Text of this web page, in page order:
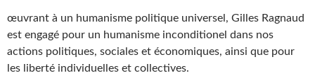
œuvrant à un humanisme politique universel, Gilles Ragnaud
est engagé pour un humanisme inconditionel dans nos
actions politiques, sociales et économiques, ainsi que pour
les liberté individuelles et collectives.